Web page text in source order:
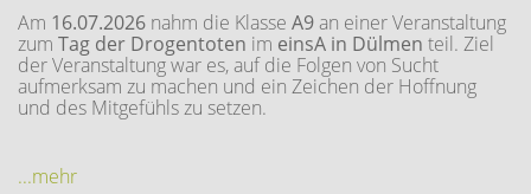
Am 16.07.2026 nahm die Klasse A9an einer Veranstaltung
zum Tag der Drogentoten im einsA in Dülmen teil. Ziel
der Veranstaltung war es, auf die Folgen von Sucht
aufmerksam zu machen und ein Zeichen der Hoffnung
und des Mitgefühls zu setzen.
...mehr